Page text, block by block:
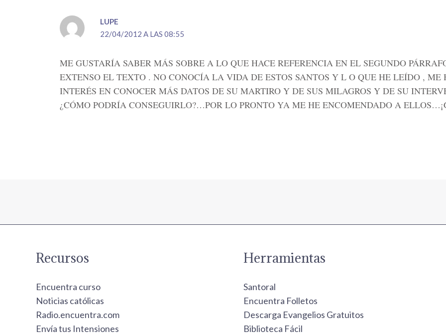
LUPE
22/04/2012 A LAS 08:55
ME GUSTARÍA SABER MÁS SOBRE A LO QUE HACE REFERENCIA EN EL SEGUNDO
EXTENSO EL TEXTO . NO CONOCÍA LA VIDA DE ESTOS SANTOS Y L O QUE HE LEÍDO ,
INTERÉS EN CONOCER MÁS DATOS DE SU MARTIRO Y DE SUS MILAGROS Y DE SU
¿CÓMO PODRÍA CONSEGUIRLO?…POR LO PRONTO YA ME HE ENCOMENDADO A
Recursos
Encuentra curso
Noticias católicas
Radio.encuentra.com
Envía tus Intensiones
Herramientas
Santoral
Encuentra Folletos
Descarga Evangelios Gratuitos
Biblioteca Fácil